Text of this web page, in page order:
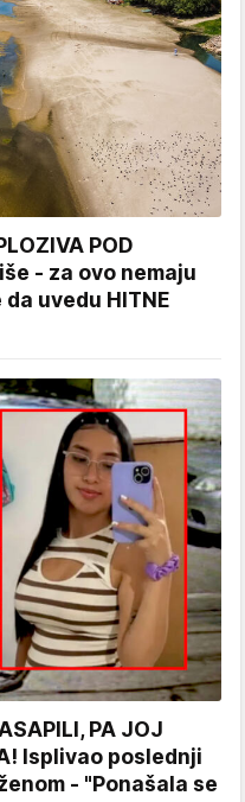
POD
- za ovo nemaju
uvedu HITNE
PA JOJ
Isplivao poslednji
- "Ponašala se